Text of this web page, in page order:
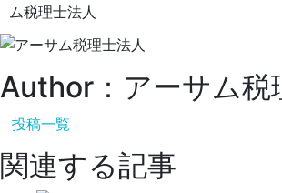
ム税理士法人
Author：アーサム税
投稿一覧
関連する記事